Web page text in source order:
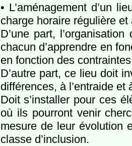
• L’aménagement d’un
charge horaire régulière
D’une part,
chacun d’apprendre en
en fonction des
D’autre part, ce lieu doit
différences, à l’entraide et
Doit s’installer pour ces
où ils pourront venir
mesure de leur évolution
classe d’inclusion.